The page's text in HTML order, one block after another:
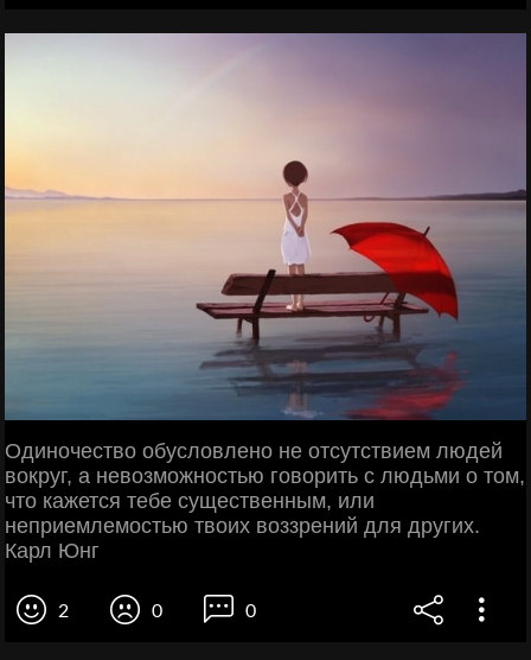
Одиночество обусловлено не отсутствием людей
вокруг, а невозможностью говорить с людьми о том,
что кажется тебе существенным, или
неприемлемостью твоих воззрений для других.
Карл Юнг
2 0 0